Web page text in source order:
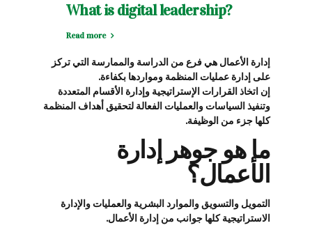
What is digital leadership?
Read more
إدارة الأعمال هي فرع من الدراسة والممارسة التي تركز
على إدارة عمليات المنظمة ومواردها بكفاءة.
إن اتخاذ القرارات الإستراتيجية وإدارة الأقسام المتعددة
وتنفيذ السياسات والعمليات الفعالة لتحقيق أهداف المنظمة
كلها جزء من الوظيفة.
ما هو جوهر إدارة
الأعمال؟
التمويل والتسويق والموارد البشرية والعمليات والإدارة
الاستراتيجية كلها جوانب من إدارة الأعمال.